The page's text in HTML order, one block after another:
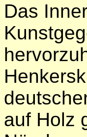
Das
auf Holz